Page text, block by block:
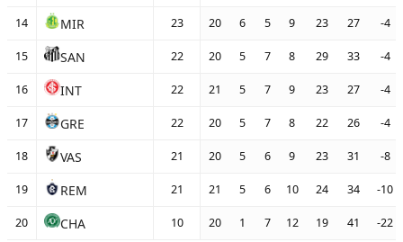
14 MIR 23 20 6 5 9 23 27 -4
15 SAN 22 20 5 7 8 29 33 -4
16 INT 22 21 5 7 9 23 27 -4
17 GRE 22 20 5 7 8 22 26 -4
18 VAS 21 20 5 6 9 23 31 -8
19 REM 21 21 5 6 10 24 34 -10
20 CHA 10 20 1 7 12 19 41 -22